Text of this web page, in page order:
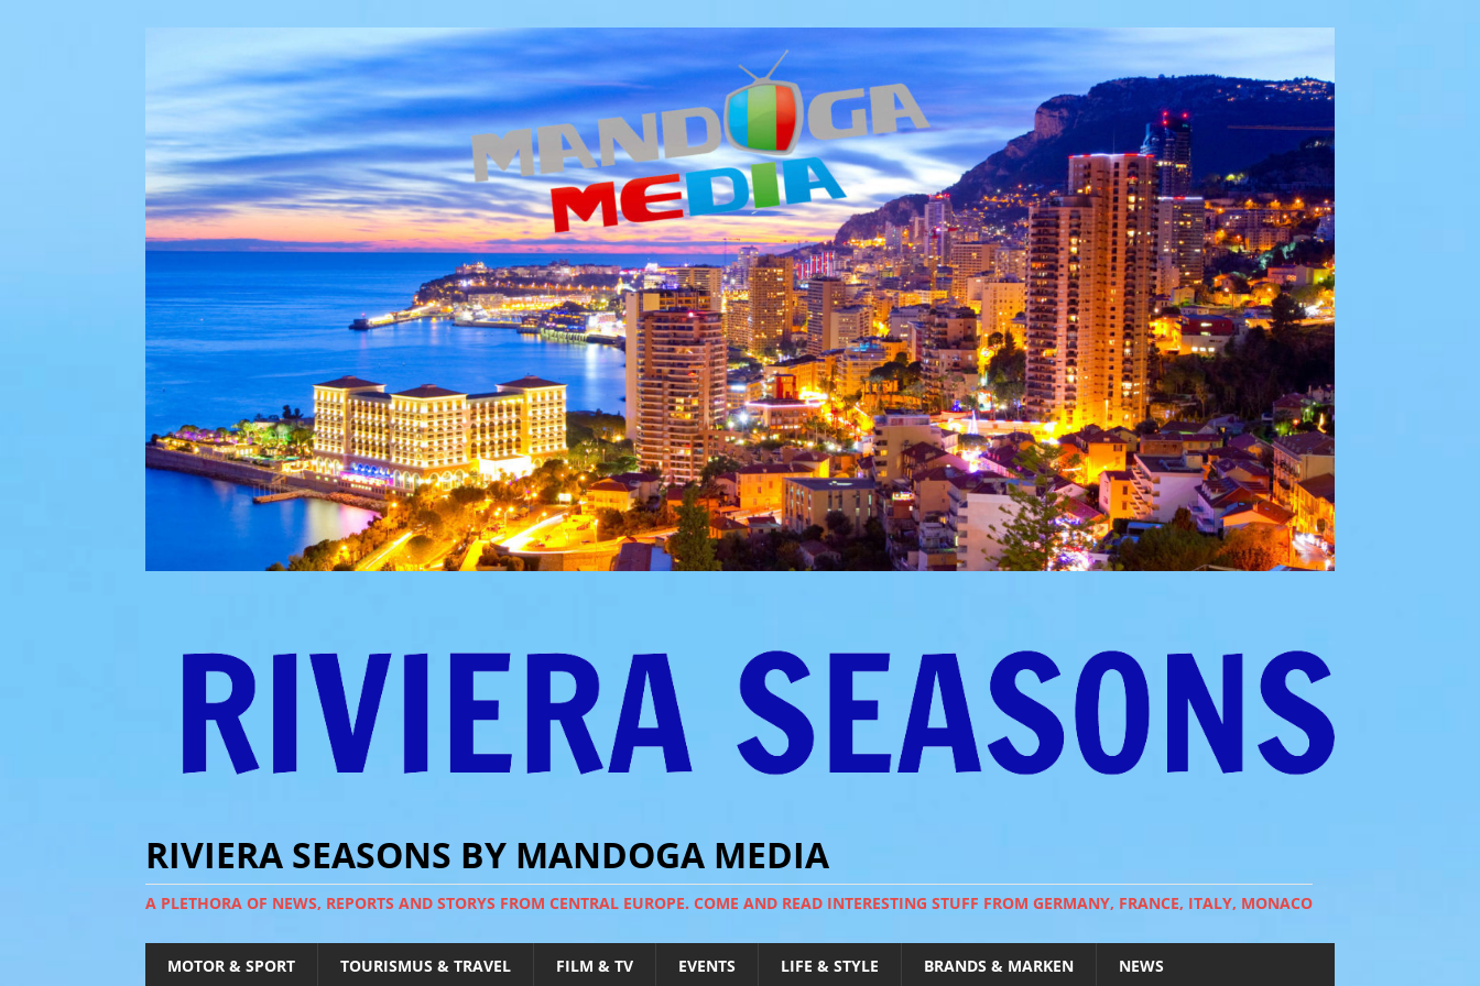
RIVIERA SEASONS BY MANDOGA MEDIA
A PLETHORA OF NEWS, REPORTS AND STORYS FROM CENTRAL EUROPE. COME AND READ INTERESTING STUFF FROM GERMANY, FRANCE, ITALY, MONACO
MOTOR & SPORT TOURISMUS & TRAVEL FILM & TV EVENTS LIFE & STYLE BRANDS & MARKEN NEWS